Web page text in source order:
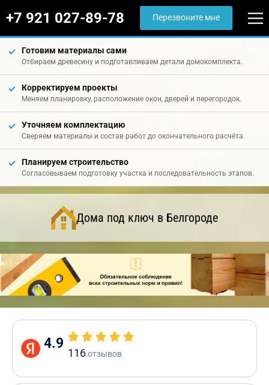
+7 921 027-89-78 Перезвоните мне
Готовим материалы сами
Отбираем древесину и подготавливаем детали домокомплекта.
Корректируем проекты
Меняем планировку, расположение окон, дверей и перегородок.
Уточняем комплектацию
Сверяем материалы и состав работ до окончательного расчёта.
Планируем строительство
Согласовываем подготовку участка и последовательность этапов.
Дома под ключ в Белгороде
4.9
116отзывов